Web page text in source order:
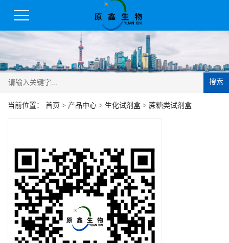
搜索
当前位置： 首页 > 产品中心 > 生化试剂盒 > 蔗糖类试剂盒